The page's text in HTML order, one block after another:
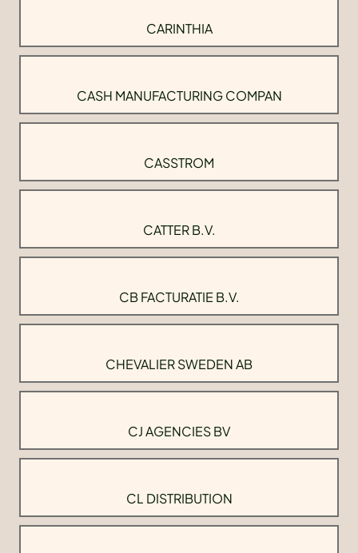
CARINTHIA
CASH MANUFACTURING COMPAN
CASSTROM
CATTER B.V.
CB FACTURATIE B.V.
CHEVALIER SWEDEN AB
CJ AGENCIES BV
CL DISTRIBUTION